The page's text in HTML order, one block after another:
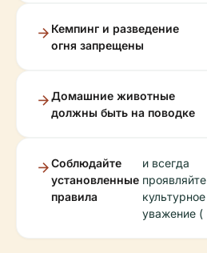
Кемпинг и разведение
огня запрещены
Домашние животные
должны быть на поводке
Соблюдайте
установленные
правила
и всегда
проявляйте
культурное
уважение (